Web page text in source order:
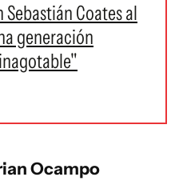
Coates al
generación
Ocampo